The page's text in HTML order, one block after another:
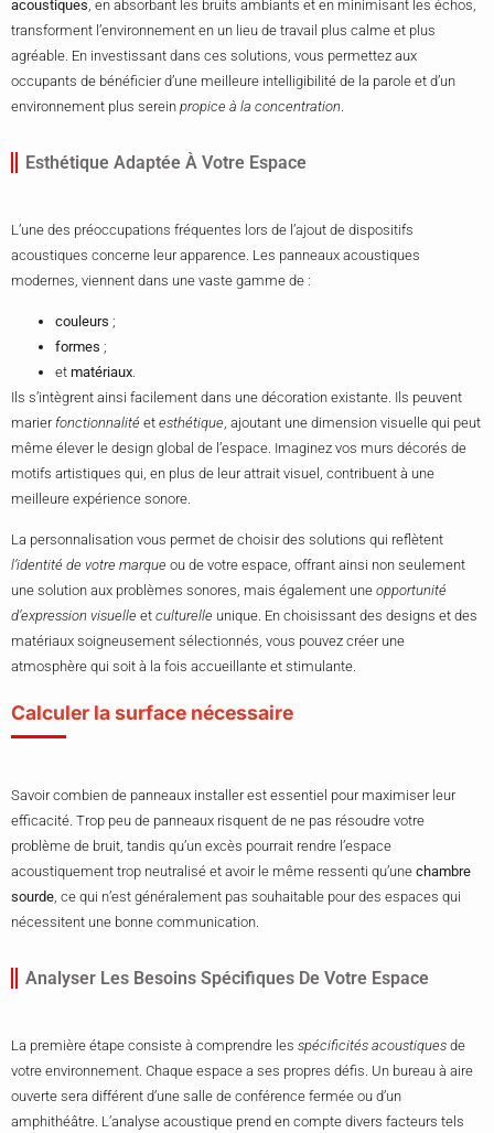
acoustiques , en absorbant les bruits ambiants et en minimisant les échos,
transforment l’environnement en un lieu de travail plus calme et plus
agréable. En investissant dans ces solutions, vous permettez aux
occupants de bénéficier d’une meilleure intelligibilité de la parole et d’un
environnement plus serein propice à la concentration
Esthétique Adaptée À Votre Espace
L’une des préoccupations fréquentes lors de l’ajout de dispositifs
acoustiques concerne leur apparence. Les panneaux acoustiques
modernes, viennent dans une vaste gamme de :
couleurs ;
formes ;
et matériaux.
Ils s’intègrent ainsi facilement dans une décoration existante. Ils peuvent
marier fonctionnalité et esthétique, ajoutant une dimension visuelle qui peut
même élever le design global de l’espace. Imaginez vos murs décorés de
motifs artistiques qui, en plus de leur attrait visuel, contribuent à une
meilleure expérience sonore.
La personnalisation vous permet de choisir des solutions qui reflètent
l’identité de votre marque ou de votre espace, offrant ainsi non seulement
une solution aux problèmes sonores, mais également une opportunité
d’expression visuelle et culturelle unique. En choisissant des designs et des
matériaux soigneusement sélectionnés, vous pouvez créer une
atmosphère qui soit à la fois accueillante et stimulante.
Calculer la surface nécessaire
Savoir combien de panneaux installer est essentiel pour maximiser leur
efficacité. Trop peu de panneaux risquent de ne pas résoudre votre
problème de bruit, tandis qu’un excès pourrait rendre l’espace
acoustiquement trop neutralisé et avoir le même ressenti qu’une chambre
sourde, ce qui n’est généralement pas souhaitable pour des espaces qui
nécessitent une bonne communication.
Analyser Les Besoins Spécifiques De Votre Espace
La première étape consiste à comprendre les spécificités acoustiques de
votre environnement. Chaque espace a ses propres défis. Un bureau à aire
ouverte sera différent d’une salle de conférence fermée ou d’un
amphithéâtre. L’analyse acoustique prend en compte divers facteurs tels